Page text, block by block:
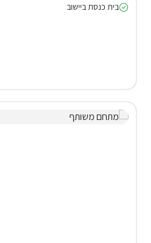
בית כנסת ביישוב